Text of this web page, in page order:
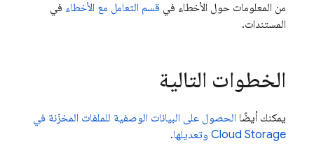
من المعلومات حول الأخطاء في قسم التعامل مع الأخطاء في
المستندات.
الخطوات التالية
يمكنك أيضًا الحصول على البيانات الوصفية للملفات المخزّنة في
Cloud Storage وتعديلها.